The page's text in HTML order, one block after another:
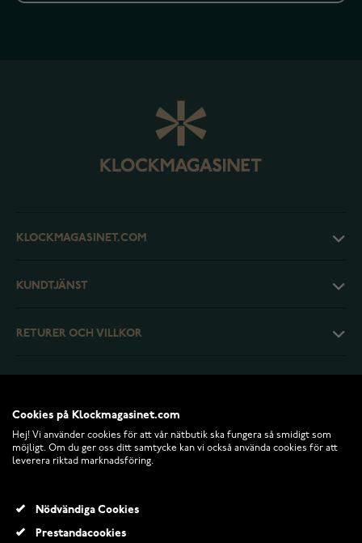
KLOCKMAGASINET.COM
KUNDTJÄNST
RETURER OCH VILLKOR
Cookies på Klockmagasinet.com
Hej! Vi använder cookies för att vår nätbutik ska fungera så smidigt som
möjligt. Om du ger oss ditt samtycke kan vi också använda cookies för att
leverera riktad marknadsföring.
Nödvändiga Cookies
Prestandacookies